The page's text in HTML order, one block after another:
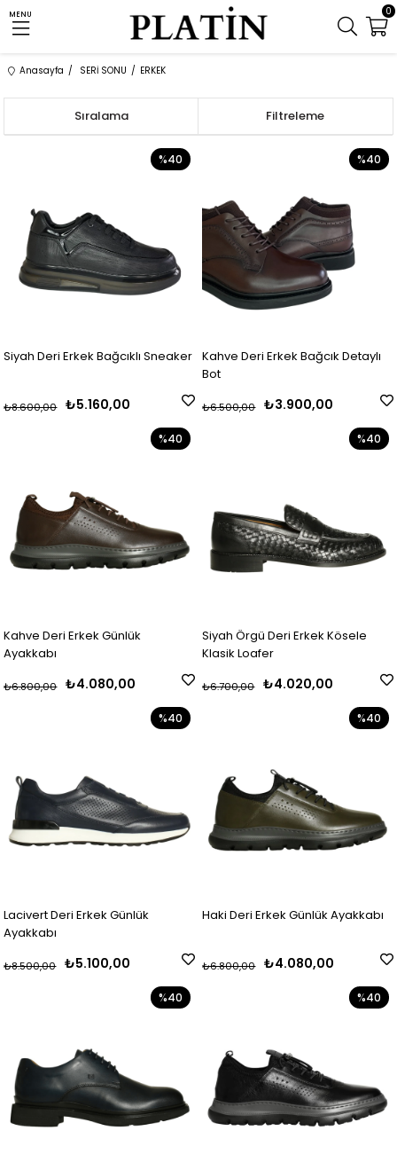
MENU 0
Anasayfa SERİ SONU ERKEK
Filtreleme
Sıralama
Siyah Deri Erkek Bağcıklı Sneaker
₺5.160,00
₺8.600,00
%40
Kahve Deri Erkek Bağcık Detaylı
Bot
₺3.900,00
₺6.500,00
%40
Kahve Deri Erkek Günlük
Ayakkabı
₺4.080,00
₺6.800,00
%40
Siyah Örgü Deri Erkek Kösele
Klasik Loafer
₺4.020,00
₺6.700,00
%40
Lacivert Deri Erkek Günlük
Ayakkabı
₺5.100,00
₺8.500,00
%40
Haki Deri Erkek Günlük Ayakkabı
₺4.080,00
₺6.800,00
%40
%40 %40